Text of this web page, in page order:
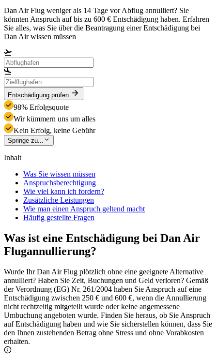
Dan Air Flug weniger als 14 Tage vor Abflug annulliert? Sie
könnten Anspruch auf bis zu 600 € Entschädigung haben. Erfahren
Sie alles, was Sie über die Beantragung einer Entschädigung bei
Dan Air wissen müssen
Entschädigung prüfen
98% Erfolgsquote
Wir kümmern uns um alles
Kein Erfolg, keine Gebühr
Springe zu...
Inhalt
Was Sie wissen müssen
Anspruchsberechtigung
Wie viel kann ich fordern?
Zusätzliche Leistungen
Wie man einen Anspruch geltend macht
Häufig gestellte Fragen
Was ist eine Entschädigung bei Dan Air
Flugannullierung?
Wurde Ihr Dan Air Flug plötzlich ohne eine geeignete Alternative
annulliert? Haben Sie Zeit, Buchungen und Geld verloren? Gemäß
der Verordnung (EG) Nr. 261/2004 haben Sie Anspruch auf eine
Entschädigung zwischen 250 € und 600 €, wenn die Annullierung
nicht rechtzeitig mitgeteilt wurde oder keine angemessene
Umbuchung angeboten wurde. Finden Sie heraus, ob Sie Anspruch
auf Entschädigung haben und wie Sie sicherstellen können, dass Sie
den Ihnen zustehenden Betrag ohne Stress und ohne Vorabkosten
erhalten.